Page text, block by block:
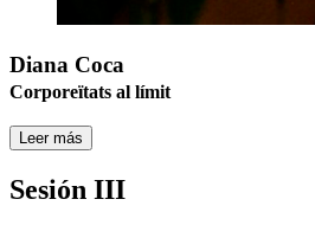
Diana Coca
Corporeïtats al límit
Leer más
Sesión III